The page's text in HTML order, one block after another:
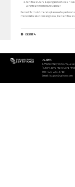
Sertifikasi Usaha Lapangan Golf adalah
yang telah memenuhi Standar.
Pemerintah telah menetapkan usaha
mensosialisasikan tentang kewajiban sertifikasi
BERITA
LSU PPS
Jl. Wahid Hasyim No. 92,
(d/h PT. Bimantara Citra /
Telp : 021-22715766
Email : lsu_pps@yahoo.com